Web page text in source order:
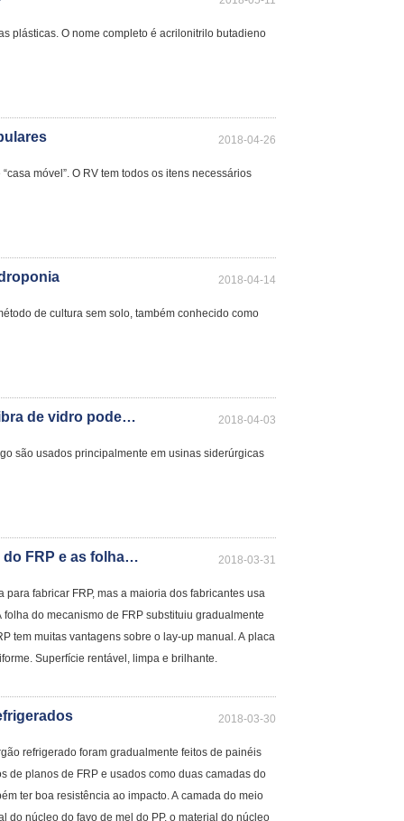
plásticas. O nome completo é acrilonitrilo butadieno
2018-04-26
móvel”. O RV tem todos os itens necessários
2018-04-14
de cultura sem solo, também conhecido como
Os painéis de telhados de iluminação de fibra de vidro podem ainda ser usados ​​após o amarelamento& 2018-04-03
são usados ​​principalmente em usinas siderúrgicas
As diferenças entre a folha de mecanismo do FRP e as folhas de disposição manual 2018-03-31
fabricar FRP, mas a maioria dos fabricantes usa
do mecanismo de FRP substituiu gradualmente
tem muitas vantagens sobre o lay-up manual. A placa
Superfície rentável, limpa e brilhante.
2018-03-30
refrigerado foram gradualmente feitos de painéis
de planos de FRP e usados ​​como duas camadas do
ter boa resistência ao impacto. A camada do meio
do núcleo do favo de mel do PP, o material do núcleo